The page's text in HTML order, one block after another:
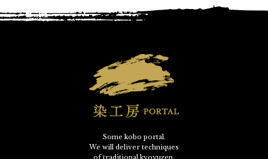
Some kobo portal.
We will deliver techniques
of traditional kyoyuzen.